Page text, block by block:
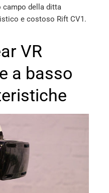
campo della ditta
e costoso Rift CV1.
VR
a basso